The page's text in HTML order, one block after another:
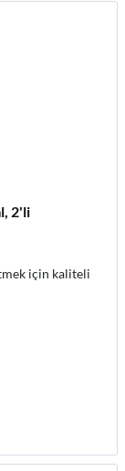
2'li
için kaliteli